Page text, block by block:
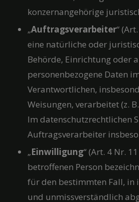
konzernangehörige
„Auftragsverarbeiter“
eine natürliche oder
Behörde, Einrichtung oder
personenbezogene Daten
Verantwortlichen,
Weisungen, verarbeitet (z.
Im datenschutzrechtlichen
Auftragsverarbeiter
„Einwilligung“ (Art. 4 Nr.
betroffenen Person
für den bestimmten Fall, in
und unmissverständlich